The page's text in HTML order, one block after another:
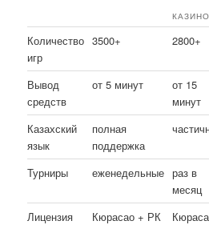
КАЗИНО
Количество
игр
3500+ 2800+
Вывод
средств
от 5 минут
от 15
минут
Казахский
язык
полная
поддержка
Турниры еженедельные раз в
месяц
Лицензия
Кюрасао + РК